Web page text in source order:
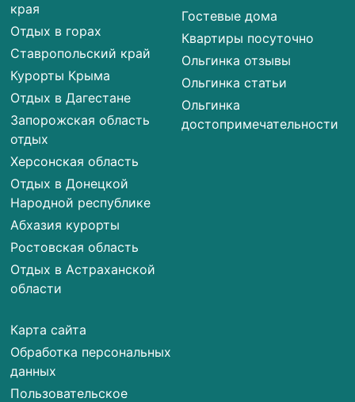
края
Отдых в горах
Ставропольский край
Курорты Крыма
Отдых в Дагестане
Запорожская область
отдых
Херсонская область
Отдых в Донецкой
Народной республике
Абхазия курорты
Ростовская область
Отдых в Астраханской
области
Карта сайта
Обработка персональных
данных
Пользовательское
Гостевые дома
Квартиры посуточно
Ольгинка отзывы
Ольгинка статьи
Ольгинка
достопримечательности